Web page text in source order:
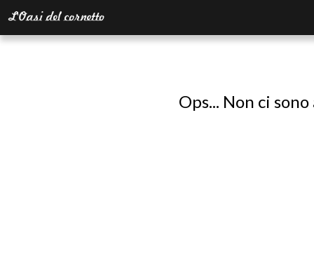
Ops... Non ci